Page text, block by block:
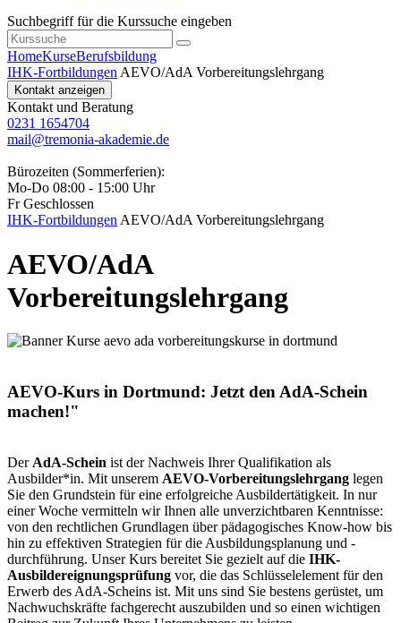
Suchbegriff für die Kurssuche eingeben
HomeKurseBerufsbildung
IHK-Fortbildungen AEVO/AdA Vorbereitungslehrgang
Kontakt anzeigen
Kontakt und Beratung
0231 1654704
mail@tremonia-akademie.de
Bürozeiten (Sommerferien):
Mo-Do 08:00 - 15:00 Uhr
Fr Geschlossen
IHK-Fortbildungen AEVO/AdA Vorbereitungslehrgang
AEVO/AdA
Vorbereitungslehrgang
AEVO-Kurs in Dortmund: Jetzt den AdA-Schein
machen!"
Der AdA-Schein ist der Nachweis Ihrer Qualifikation als
Ausbilder*in. Mit unserem AEVO-Vorbereitungslehrgang legen
Sie den Grundstein für eine erfolgreiche Ausbildertätigkeit. In nur
einer Woche vermitteln wir Ihnen alle unverzichtbaren Kenntnisse:
von den rechtlichen Grundlagen über pädagogisches Know-how bis
hin zu effektiven Strategien für die Ausbildungsplanung und -
durchführung. Unser Kurs bereitet Sie gezielt auf die IHK-
Ausbildereignungsprüfung vor, die das Schlüsselelement für den
Erwerb des AdA-Scheins ist. Mit uns sind Sie bestens gerüstet, um
Nachwuchskräfte fachgerecht auszubilden und so einen wichtigen